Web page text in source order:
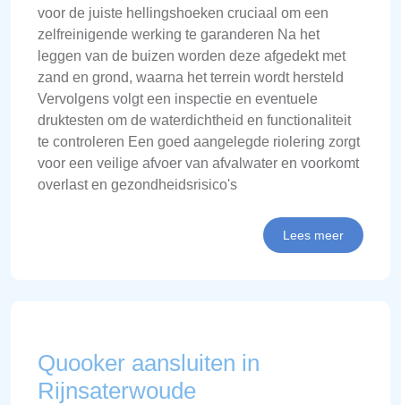
voor de juiste hellingshoeken cruciaal om een
zelfreinigende werking te garanderen Na het
leggen van de buizen worden deze afgedekt met
zand en grond, waarna het terrein wordt hersteld
Vervolgens volgt een inspectie en eventuele
druktesten om de waterdichtheid en functionaliteit
te controleren Een goed aangelegde riolering zorgt
voor een veilige afvoer van afvalwater en voorkomt
overlast en gezondheidsrisico's
Lees meer
Quooker aansluiten in
Rijnsaterwoude